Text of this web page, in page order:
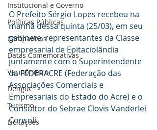
Institucional e Governo
Políticas Públicas
Campanhas
Datas Comemorativas
Vacinômetro
Dengue
Turismo
Licitações
O Prefeito Sérgio Lopes recebeu na
manhã dessa quinta (25/03), em seu
gabinete, representantes da Classe
empresarial de Epitaciolândia
juntamente com o Superintendente
da FEDERACRE (Federação das
Associações Comerciais e
Empresariais do Estado do Acre) e o
Consultor do Sebrae Clovis Vanderlei
Consoli.